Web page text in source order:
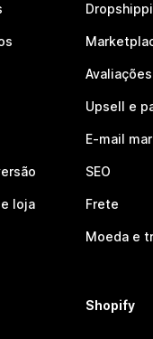
loja
Upsell e
E-mail
SEO
Frete
Moeda e
Shopify